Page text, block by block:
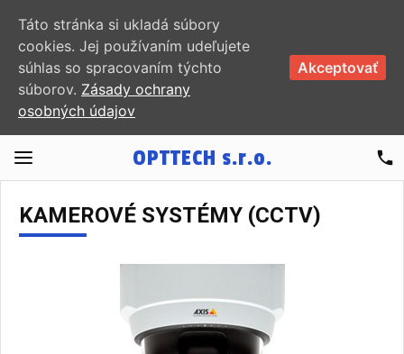
OPTTECH s.r.o. phone
KAMEROVÉ SYSTÉMY (CCTV)
Táto stránka si ukladá súbory
cookies. Jej používaním udeľujete
súhlas so spracovaním týchto
súborov. Zásady ochrany
osobných údajov
Akceptovať